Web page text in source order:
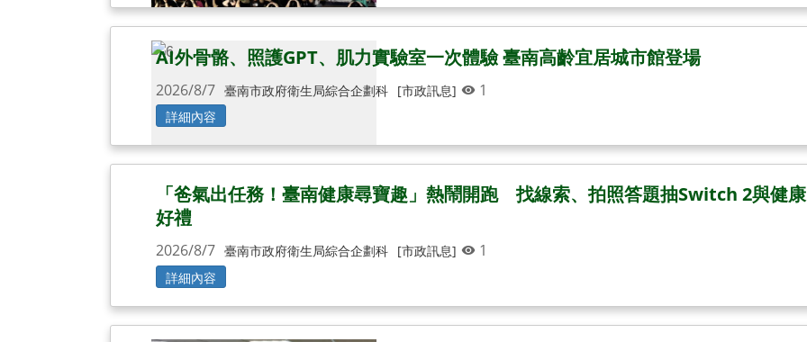
AI外骨骼、照護GPT、肌力實驗室一次體驗 臺南高齡宜居城市館登場
2026/8/7 臺南市政府衛生局綜合企劃科 [市政訊息] 1
詳細內容
「爸氣出任務！臺南健康尋寶趣」熱鬧開跑 找線索、拍照答題抽Switch 2與健康
好禮
2026/8/7 臺南市政府衛生局綜合企劃科 [市政訊息] 1
詳細內容